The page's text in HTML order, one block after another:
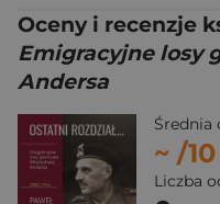
Oceny i recenzje
Emigracyjne losy
Andersa
Średnia
~ /10
Liczba